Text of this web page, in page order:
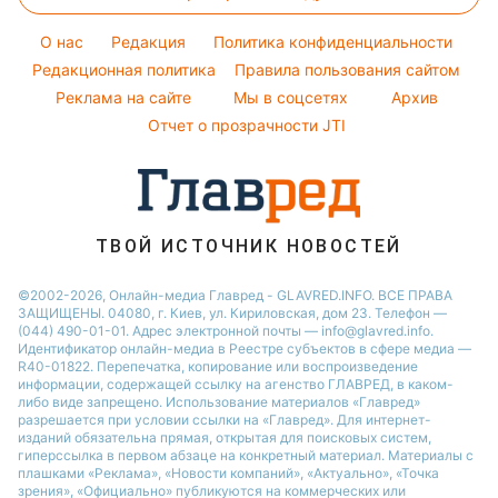
Настя Каменских
Виталий Козловский
Потап
София Ротару
Новости Тернополя
Новости Житомира
Новости Одессы
Новости Харькова
Красивый маникюр
Легкие десерты
Напитки
Праздничное меню
Оптические иллюзии
Народные приметы
Все о шоу-бизнесе
O нас Редакция
Политика конфиденциальности
Редакционная политика
Правила пользования сайтом
Реклама на сайте
Мы в соцсетях
Архив
Отчет о прозрачности JTI
ТВОЙ ИСТОЧНИК НОВОСТЕЙ
©2002-2026, Онлайн-медиа Главред - GLAVRED.INFO. ВСЕ ПРАВА
ЗАЩИЩЕНЫ. 04080, г. Киев, ул. Кириловская, дом 23. Телефон —
(044) 490-01-01. Адрес электронной почты — info@glavred.info.
Идентификатор онлайн-медиа в Реестре cубъектов в сфере медиа —
R40-01822. Перепечатка, копирование или воспроизведение
информации, содержащей ссылку на агенство ГЛАВРЕД, в каком-
либо виде запрещено. Использование материалов «Главред»
разрешается при условии ссылки на «Главред». Для интернет-
изданий обязательна прямая, открытая для поисковых систем,
гиперссылка в первом абзаце на конкретный материал. Материалы с
плашками «Реклама», «Новости компаний», «Актуально», «Точка
зрения», «Официально» публикуются на коммерческих или